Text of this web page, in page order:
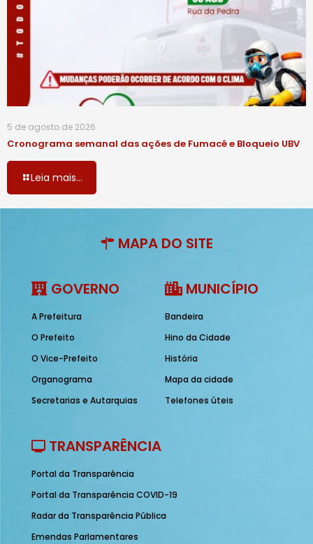
5 de agosto de 2026
Cronograma semanal das ações de Fumacê e Bloqueio UBV
Leia mais...
MAPA DO SITE
GOVERNO
A Prefeitura
O Prefeito
O Vice-Prefeito
Organograma
Secretarias e Autarquias
MUNICÍPIO
Bandeira
Hino da Cidade
História
Mapa da cidade
Telefones úteis
TRANSPARÊNCIA
Portal da Transparência
Portal da Transparência COVID-19
Radar da Transparência Pública
Emendas Parlamentares